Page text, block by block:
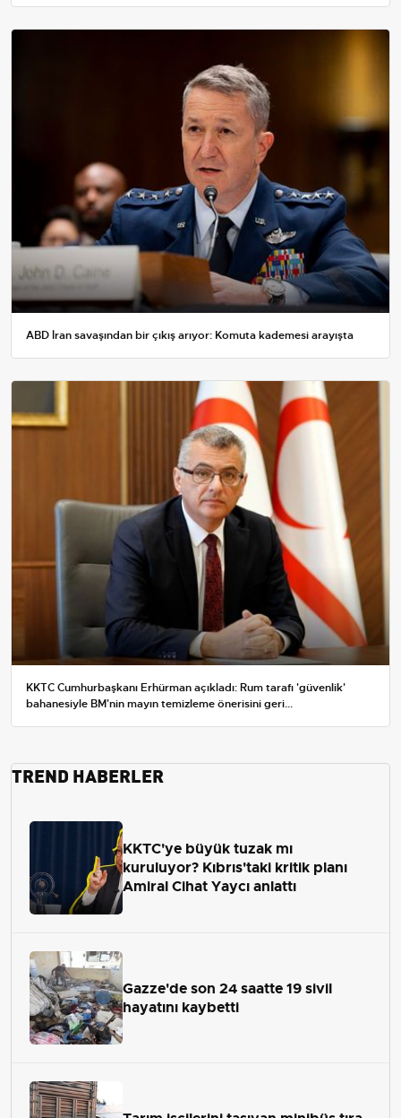
ABD İran savaşından bir çıkış arıyor: Komuta kademesi arayışta
KKTC Cumhurbaşkanı Erhürman açıkladı: Rum tarafı 'güvenlik'
bahanesiyle BM'nin mayın temizleme önerisini geri...
TREND HABERLER
KKTC'ye büyük tuzak mı
kuruluyor? Kıbrıs'taki kritik planı
Amiral Cihat Yaycı anlattı
Gazze'de son 24 saatte 19 sivil
hayatını kaybetti